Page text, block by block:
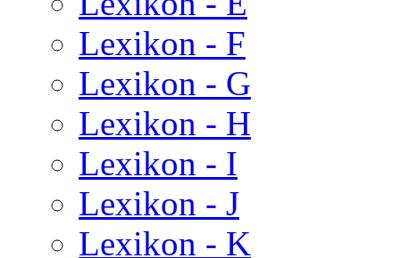
Lexikon - F
Lexikon - G
Lexikon - H
Lexikon - I
Lexikon - J
Lexikon - K